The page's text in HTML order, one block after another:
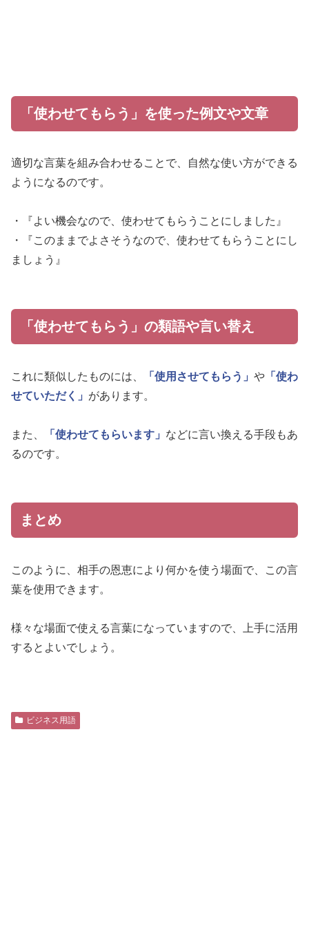
「使わせてもらう」を使った例文や文章
適切な言葉を組み合わせることで、自然な使い方ができる
ようになるのです。
・『よい機会なので、使わせてもらうことにしました』
・『このままでよさそうなので、使わせてもらうことにし
ましょう』
「使わせてもらう」の類語や言い替え
これに類似したものには、 「使用させてもらう」 や 「使わ
せていただく」 があります。
また、 「使わせてもらいます」 などに言い換える手段もあ
るのです。
まとめ
このように、相手の恩恵により何かを使う場面で、この言
葉を使用できます。
様々な場面で使える言葉になっていますので、上手に活用
するとよいでしょう。
ビジネス用語